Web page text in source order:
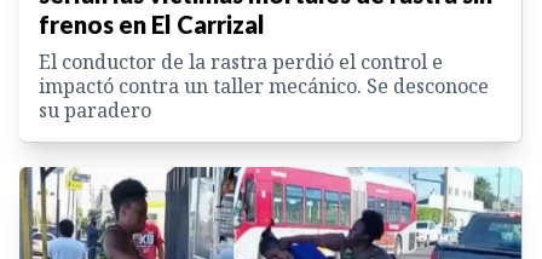
frenos en El Carrizal
El conductor de la rastra perdió el control e
impactó contra un taller mecánico. Se desconoce
su paradero